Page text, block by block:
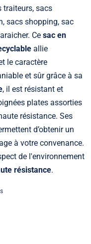
traiteurs, sacs
sacs shopping, sac
Ce sac en
allie
le caractère
et sûr grâce à sa
, il est résistant et
plates assorties
résistance. Ses
d’obtenir un
à votre convenance.
de l'environnement
résistance.